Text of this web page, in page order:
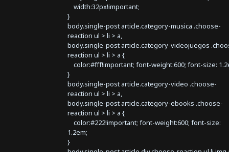
width:32px!important;
}
body.single-post article.category-musica .choose-
reaction ul > li > a,
body.single-post article.category-videojuegos
reaction ul > li > a {
color:#fff!important; font-weight:600; font-size:
}
body.single-post article.category-video .choose-
reaction ul > li > a,
body.single-post article.category-ebooks .choose-
reaction ul > li > a {
color:#222!important; font-weight:600; font-size:
1.2em;
}